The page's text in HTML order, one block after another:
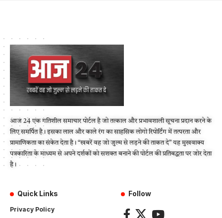
आज 24 एक गतिशील समाचार पोर्टल है जो तत्काल और प्रभावशाली सूचना प्रदान करने के
लिए समर्पित है। इसका लाल और काले रंग का साहसिक लोगो रिपोर्टिंग में तत्परता और
प्रामाणिकता का संकेत देता है। “खबरें वह जो जुल्म से लड़ने की ताकत दे” यह मुखवाक्य
पत्रकारिता के माध्यम से अपने दर्शकों को सशक्त बनाने की पोर्टल की प्रतिबद्धता पर जोर देता
है।
Quick Links
Privacy Policy
Follow